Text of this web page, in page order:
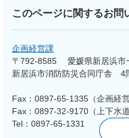
このページに関するお問
企画経営課
〒792-8585
愛媛県新居浜市
新居浜市消防防災合同庁舎 4
Fax：0897-65-1335（企画経営
Fax：0897-32-9170（上下水
Tel：0897-65-1331